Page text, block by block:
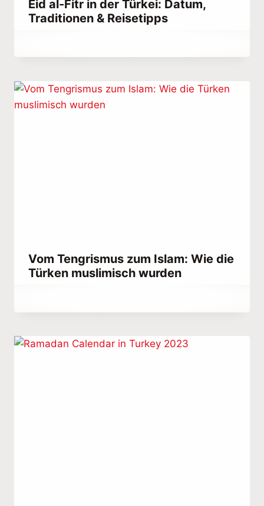
Eid al-Fitr in der Türkei: Datum,
Traditionen & Reisetipps
Vom Tengrismus zum Islam: Wie die
Türken muslimisch wurden